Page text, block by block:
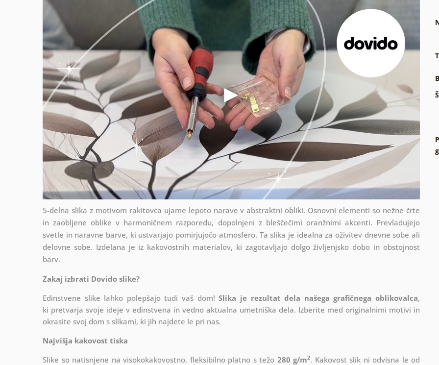
5-delna slika z motivom rakitovca ujame lepoto narave v abstraktni obliki. Osnovni elementi so nežne črte
in zaobljene oblike v harmoničnem razporedu, dopolnjeni z bleščečimi oranžnimi akcenti. Prevladujejo
svetle in naravne barve, ki ustvarjajo pomirjujočo atmosfero. Ta slika je idealna za oživitev dnevne sobe ali
delovne sobe. Izdelana je iz kakovostnih materialov, ki zagotavljajo dolgo življenjsko dobo in obstojnost
barv.
Zakaj izbrati Dovido slike?
Edinstvene slike lahko polepšajo tudi vaš dom!Slika je rezultat dela našega grafičnega oblikovalca,
ki pretvarja svoje ideje v edinstvena in vedno aktualna umetniška dela. Izberite med originalnimi motivi in
okrasite svoj dom s slikami, ki jih najdete le pri nas.
Najvišja kakovost tiska
Slike so natisnjene na visokokakovostno, fleksibilno platno s težo 280 g/m2. Kakovost slik ni odvisna le od